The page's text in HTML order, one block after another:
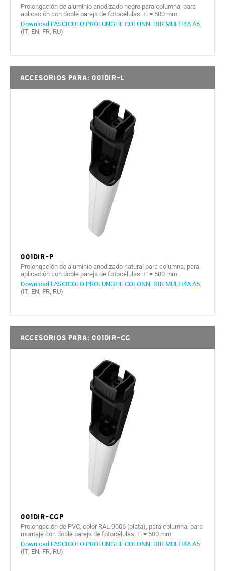
Prolongación de aluminio anodizado negro para columna, para
aplicación con doble pareja de fotocélulas. H = 500 mm
Download FASCICOLO PROLUNGHE COLONN. DIR MULTI4A A5
(IT, EN, FR, RU)
Accesorios para: 001DIR-L
001DIR-P
Prolongación de aluminio anodizado natural para columna, para
aplicación con doble pareja de fotocélulas. H = 500 mm
Download FASCICOLO PROLUNGHE COLONN. DIR MULTI4A A5
(IT, EN, FR, RU)
Accesorios para: 001DIR-CG
001DIR-CGP
Prolongación de PVC, color RAL 9006 (plata), para columna, para
montaje con doble pareja de fotocélulas. H = 500 mm
Download FASCICOLO PROLUNGHE COLONN. DIR MULTI4A A5
(IT, EN, FR, RU)